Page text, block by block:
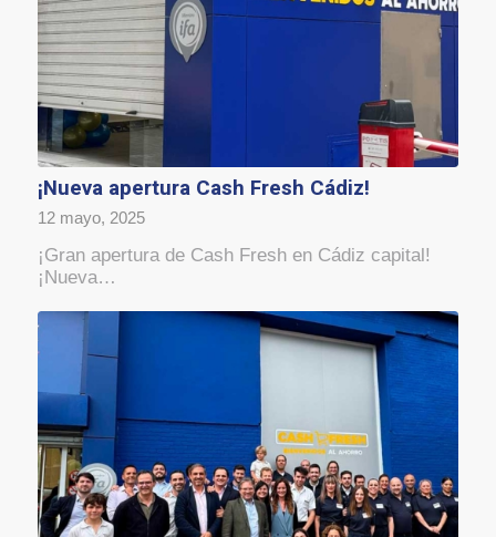
¡Nueva apertura Cash Fresh Cádiz!
12 mayo, 2025
¡Gran apertura de Cash Fresh en Cádiz capital!
¡Nueva…